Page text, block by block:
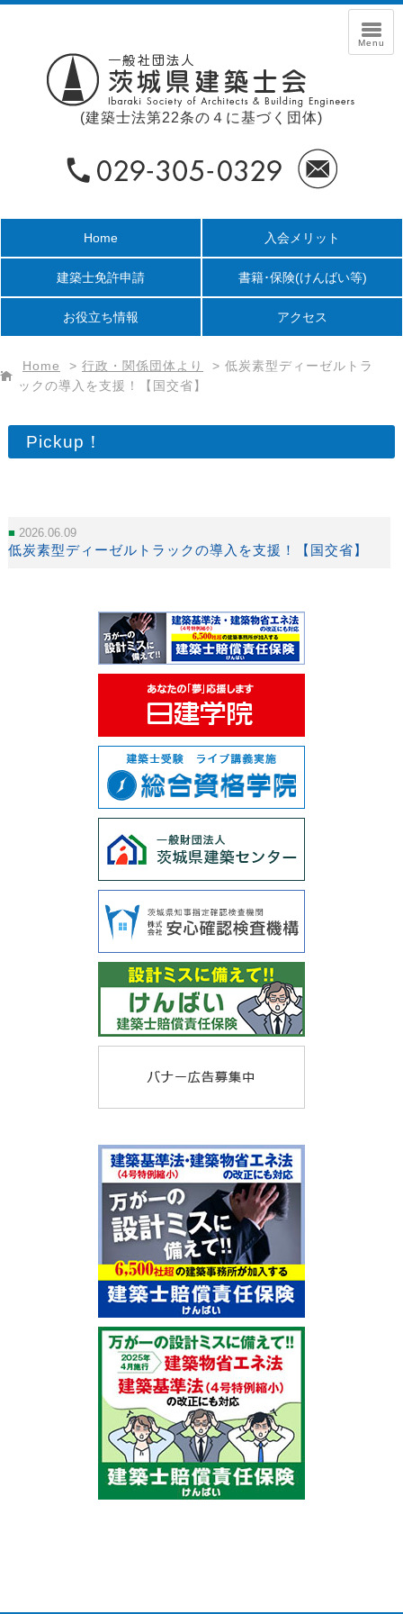
(建築士法第22条の４に基づく団体)
Home 入会メリット
建築士免許申請 書籍･保険(けんばい等)
お役立ち情報 アクセス
Home > 行政・関係団体より > 低炭素型ディーゼルトラ
ックの導入を支援！【国交省】
Pickup！
2026.06.09
低炭素型ディーゼルトラックの導入を支援！【国交省】